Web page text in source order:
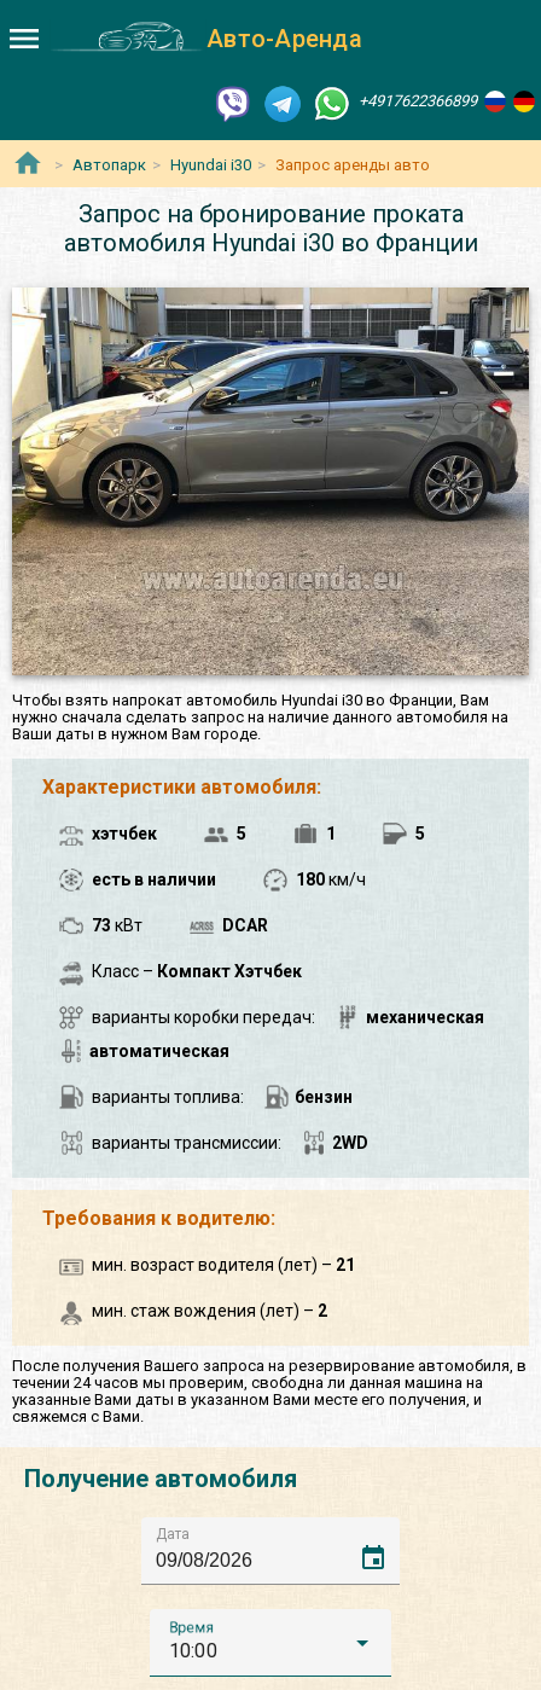
Авто-Аренда
+4917622366899
Автопарк Hyundai i30 Запрос аренды авто
Запрос на бронирование проката
автомобиля Hyundai i30 во Франции
Чтобы взять напрокат автомобиль Hyundai i30 во Франции, Вам
нужно сначала сделать запрос на наличие данного автомобиля на
Ваши даты в нужном Вам городе.
Характеристики автомобиля:
хэтчбек 5 1 5
есть в наличии 180км/ч
73 кВт DCAR
Класс – Компакт Хэтчбек
варианты коробки передач:
механическая
автоматическая
варианты топлива: бензин
варианты трансмиссии: 2WD
Требования к водителю:
мин. возраст водителя (лет) – 21
мин. стаж вождения (лет) – 2
После получения Вашего запроса на резервирование автомобиля, в
течении 24 часов мы проверим, свободна ли данная машина на
указанные Вами даты в указанном Вами месте его получения, и
свяжемся с Вами.
Получение автомобиля
Дата
event
Время
10:00